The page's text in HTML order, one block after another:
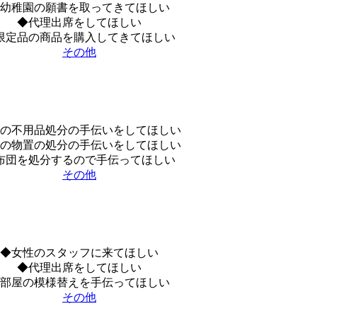
稚園の願書を取ってきてほしい
◆代理出席をしてほしい
品の商品を購入してきてほしい
その他
不用品処分の手伝いをしてほしい
物置の処分の手伝いをしてほしい
を処分するので手伝ってほしい
その他
◆女性のスタッフに来てほしい
◆代理出席をしてほしい
屋の模様替えを手伝ってほしい
その他